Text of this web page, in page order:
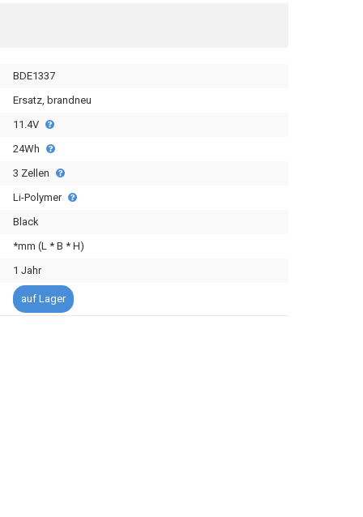
BDE1337
Ersatz, brandneu
11.4V
24Wh
3 Zellen
Li-Polymer
Black
*mm (L * B * H)
1 Jahr
auf Lager